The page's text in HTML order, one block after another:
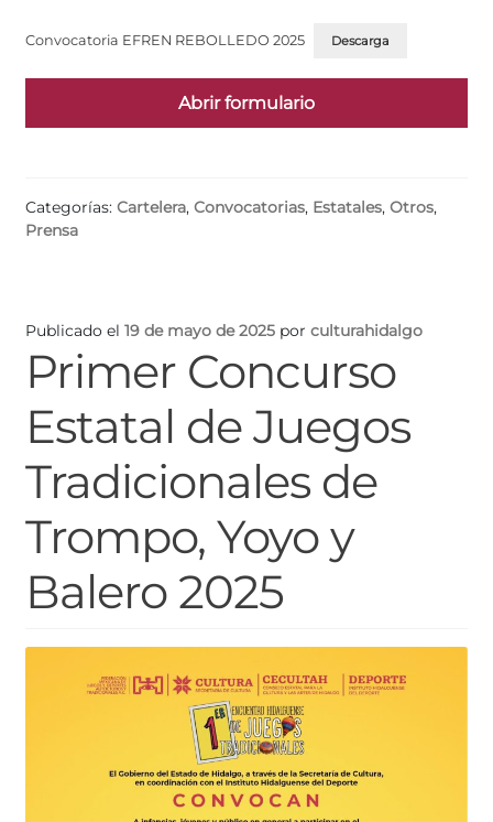
Convocatoria EFREN REBOLLEDO 2025 Descarga
Abrir formulario
Categorías: Cartelera, Convocatorias, Estatales, Otros,
Prensa
Publicado el 19 de mayo de 2025 por culturahidalgo
Primer Concurso
Estatal de Juegos
Tradicionales de
Trompo, Yoyo y
Balero 2025